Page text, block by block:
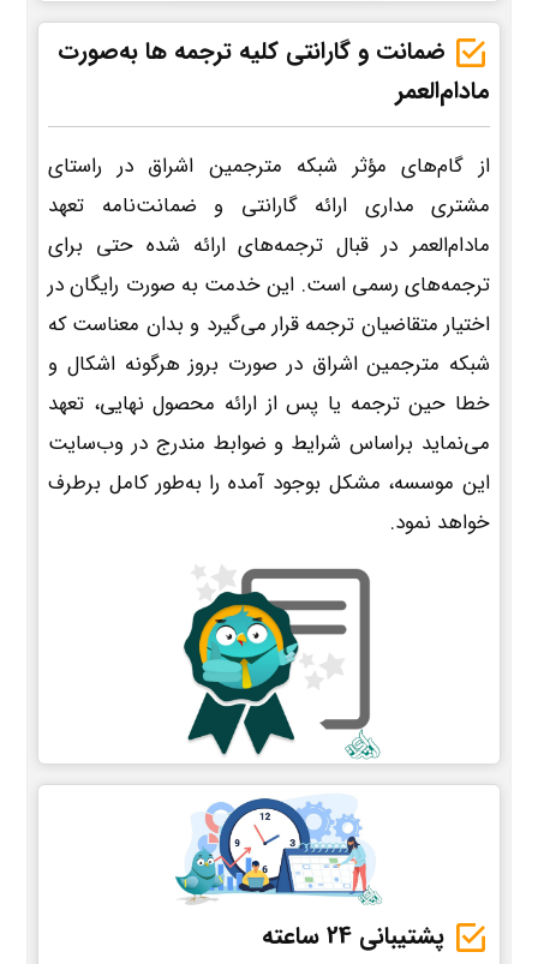
ضمانت و گارانتی کلیه ترجمه ها به‌صورت
مادام‌العمر
از گام‌های مؤثر شبکه مترجمین اشراق در راستای
مشتری مداری ارائه گارانتی و ضمانت‌نامه تعهد
مادام‌العمر در قبال ترجمه‌های ارائه شده حتی برای
ترجمه‌های رسمی است. این خدمت به صورت رایگان در
اختیار متقاضیان ترجمه قرار می‌گیرد و بدان معناست که
شبکه مترجمین اشراق در صورت بروز هرگونه اشکال و
خطا حین ترجمه یا پس از ارائه محصول نهایی، تعهد
می‌نماید براساس شرایط و ضوابط مندرج در وب‌سایت
این موسسه، مشکل بوجود آمده را به‌طور کامل برطرف
خواهد نمود.
پشتیبانی 24 ساعته